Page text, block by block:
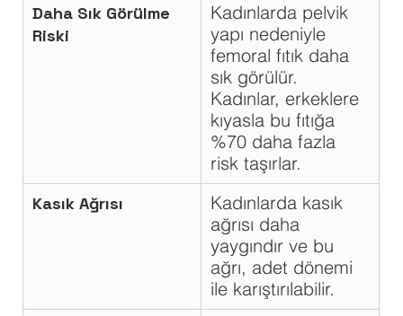
Daha Sık Görülme
Riski
Kadınlarda pelvik
yapı nedeniyle
femoral fıtık daha
sık görülür.
Kadınlar, erkeklere
kıyasla bu fıtığa
%70 daha fazla
risk taşırlar.
Kasık Ağrısı
Kadınlarda kasık
ağrısı daha
yaygındır ve bu
ağrı, adet dönemi
ile karıştırılabilir.